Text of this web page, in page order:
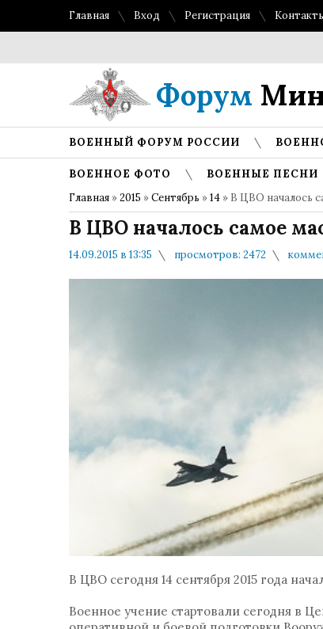
Главная Вход Регистрация
Форум
ВОЕННЫЙ ФОРУМ РОССИИ
ВОЕННОЕ ФОТО ВОЕННЫЕ ПЕСНИ
Главная »2015 »Сентябрь »14 » В ЦВО началось
В ЦВО началось самое
14.09.2015 в 13:35 просмотров: 2472
В ЦВО сегодня 14 сентября 2015 года
Военное учение стартовали сегодня в